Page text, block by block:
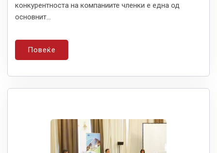
конкурентноста на компаниите членки е една од
основнит...
Повеќе